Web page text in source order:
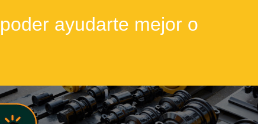
ayudarte mejor o